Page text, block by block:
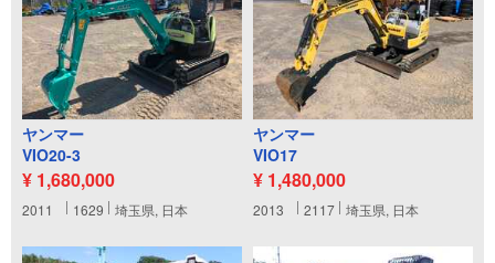
ヤンマー
VIO20-3
¥ 1,680,000
2011 1629 埼玉県, 日本
ヤンマー
VIO17
¥ 1,480,000
2013 2117 埼玉県, 日本